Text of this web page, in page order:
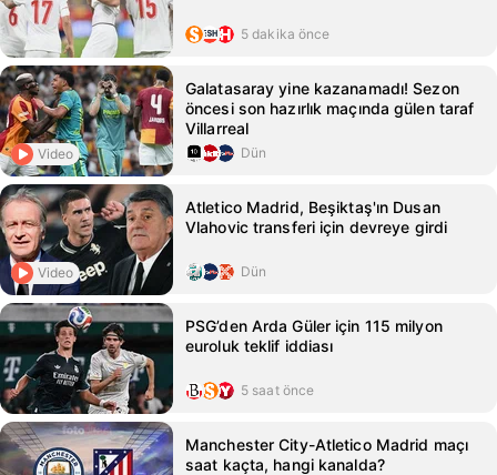
5 dakika önce
Video
Galatasaray yine kazanamadı! Sezon
öncesi son hazırlık maçında gülen taraf
Villarreal
Dün
Video
Atletico Madrid, Beşiktaş'ın Dusan
Vlahovic transferi için devreye girdi
Dün
PSG’den Arda Güler için 115 milyon
euroluk teklif iddiası
5 saat önce
Manchester City-Atletico Madrid maçı
saat kaçta, hangi kanalda?